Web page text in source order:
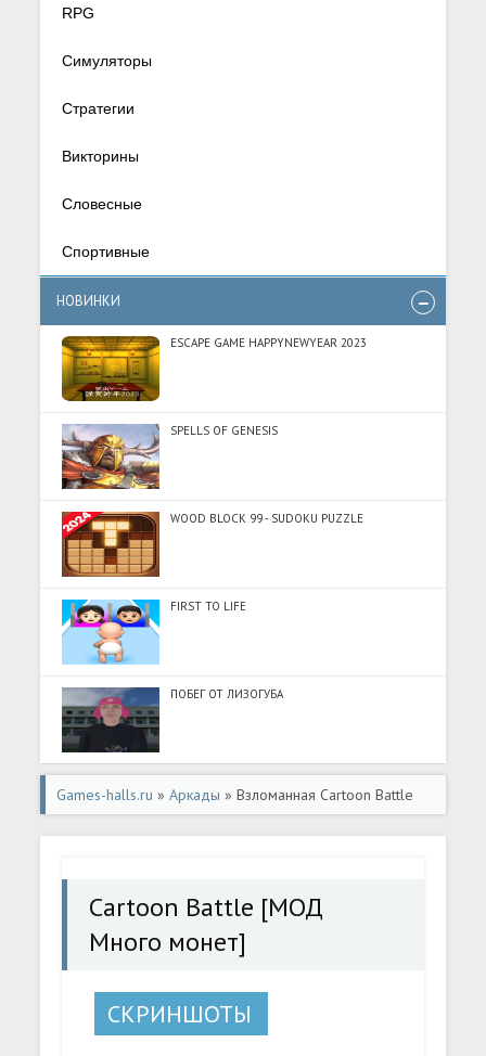
RPG
Симуляторы
Стратегии
Викторины
Словесные
Спортивные
НОВИНКИ
ESCAPE GAME HAPPYNEWYEAR 2023
SPELLS OF GENESIS
WOOD BLOCK 99 - SUDOKU PUZZLE
FIRST TO LIFE
ПОБЕГ ОТ ЛИЗОГУБА
Games-halls.ru »Аркады » Взломанная Cartoon Battle
[МОД Много монет] - стабильная версия apk на
Cartoon Battle [МОД
Много монет]
СКРИНШОТЫ